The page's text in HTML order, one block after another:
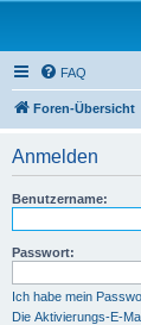
FAQ
Foren-Übersicht
Anmelden
Benutzername:
Passwort:
Ich habe mein
Die Aktivierungs-E-